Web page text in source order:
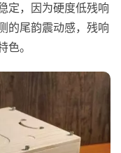
定，因为硬度低残响
的尾韵震动感，残响
色。